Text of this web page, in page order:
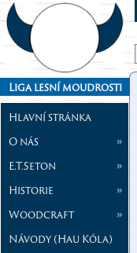
Liga lesní moudrosti
Hlavní stránka
O nás
»
E.T.Seton
»
Historie
»
Woodcraft
»
Návody (Hau Kóla)